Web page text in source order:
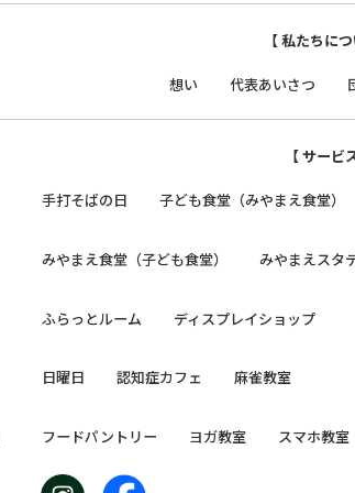
【 私たちにつ
想い 代表あいさつ
【 サービ
手打そばの日 子ども食堂（みやまえ食堂）
みやまえ食堂（子ども食堂） みやまえスタ
ふらっとルーム ディスプレイショップ
日曜日 認知症カフェ 麻雀教室
フードパントリー ヨガ教室 スマホ教室